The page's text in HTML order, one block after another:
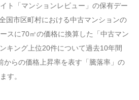
ト「マンションレビュー」の保有デー
国市区町村における中古マンションの
スに70㎡の価格に換算した「中古マン
キング上位20件について過去10年間
からの価格上昇率を表す「騰落率」の
す。